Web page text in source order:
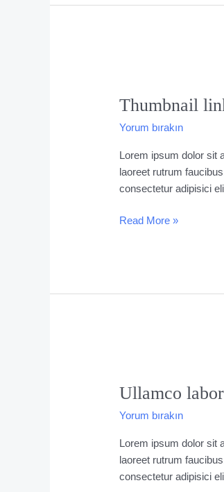
Thumbnail
Yorum bırakın
Lorem ipsum dolor sit
laoreet rutrum
consectetur adipisici
to
Read More »
Ullamco
Yorum bırakın
Lorem ipsum dolor sit
laoreet rutrum
consectetur adipisici
nisi